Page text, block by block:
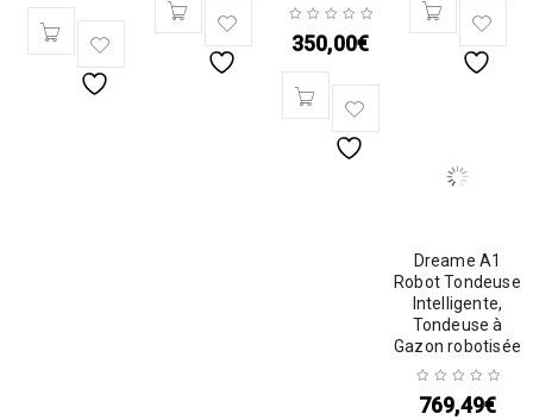
350,00€
Dreame A1
Robot Tondeuse
Intelligente,
Tondeuse à
Gazon robotisée
769,49€